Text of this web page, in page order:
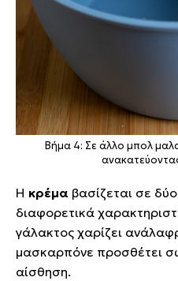
Βήμα 4: Σε άλλο μπολ
Η κρέμα βασίζεται σε
διαφορετικά
γάλακτος χαρίζει
μασκαρπόνε προσθέτει
αίσθηση.